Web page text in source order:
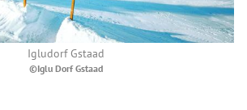
Igludorf Gstaad
©Iglu Dorf Gstaad